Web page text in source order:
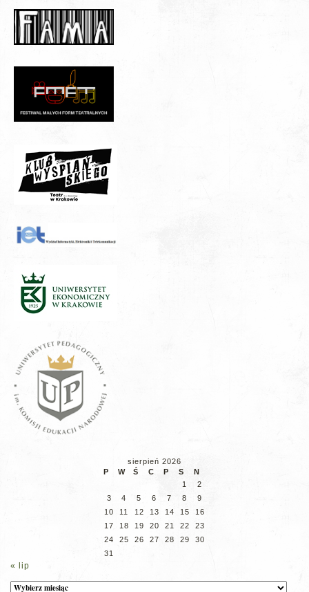
sierpień 2026
P
W Ś C P S
N
1
2
3
4 5 6 7 8
9
10
11 12 13 14 15
16
17
18 19 20 21 22
23
24
25 26 27 28 29
30
31
« lip
Archiwum